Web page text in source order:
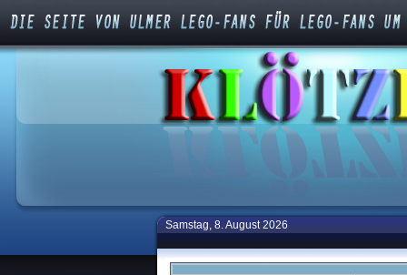
Samstag, 8. August 2026